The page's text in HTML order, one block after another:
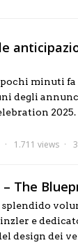
minuti fa
degli
1.711 views
– The
e
design dei